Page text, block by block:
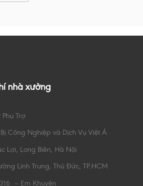
nhà xưởng
Trợ
Công Nghiệp và Dịch Vụ Việt Á
Lợi, Long Biên, Hà Nội
Linh Trung, Thủ Đức, TP.HCM
– Em Khuyên